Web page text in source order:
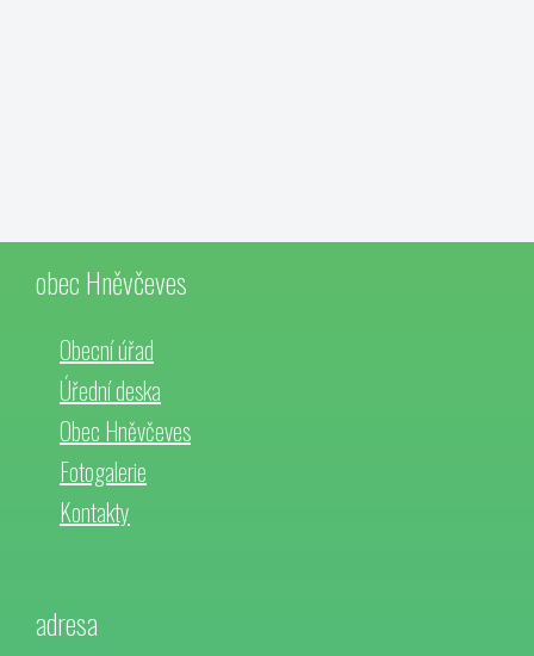
obec Hněvčeves
Obecní úřad
Úřední deska
Obec Hněvčeves
Fotogalerie
Kontakty
adresa